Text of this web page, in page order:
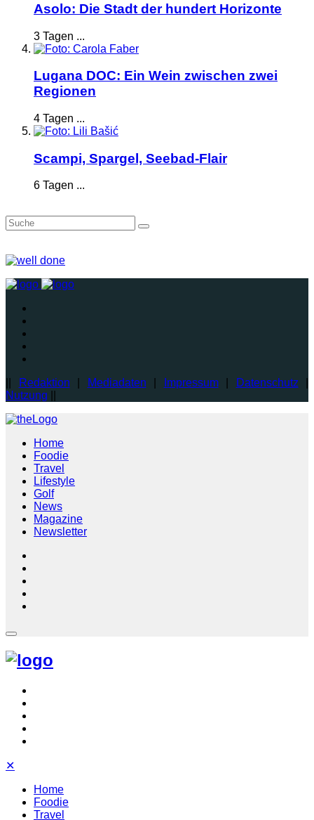
Asolo: Die Stadt der hundert Horizonte
3 Tagen ...
Lugana DOC: Ein Wein zwischen zwei
Regionen
4 Tagen ...
Scampi, Spargel, Seebad-Flair
6 Tagen ...
Redaktion Mediadaten Impressum| Datenschutz|
Nutzung
Home
Foodie
Travel
Lifestyle
Golf
News
Magazine
Newsletter
✕
Home
Foodie
Travel